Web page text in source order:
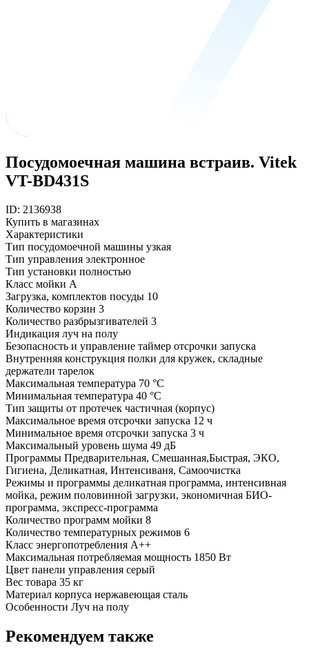
Посудомоечная машина встраив. Vitek
VT-BD431S
ID: 2136938
Купить в магазинах
Характеристики
Тип посудомоечной машины узкая
Тип управления электронное
Тип установки полностью
Класс мойки A
Загрузка, комплектов посуды 10
Количество корзин 3
Количество разбрызгивателей 3
Индикация луч на полу
Безопасность и управление таймер отсрочки запуска
Внутренняя конструкция полки для кружек, складные
держатели тарелок
Максимальная температура 70 °С
Минимальная температура 40 °С
Тип защиты от протечек частичная (корпус)
Максимальное время отсрочки запуска 12 ч
Минимальное время отсрочки запуска 3 ч
Максимальный уровень шума 49 дБ
Программы Предварительная, Смешанная,Быстрая, ЭКО,
Гигиена, Деликатная, Интенсиваня, Самоочистка
Режимы и программы деликатная программа, интенсивная
мойка, режим половинной загрузки, экономичная БИО-
программа, экспресс-программа
Количество программ мойки 8
Количество температурных режимов 6
Класс энергопотребления A++
Максимальная потребляемая мощность 1850 Вт
Цвет панели управления серый
Вес товара 35 кг
Материал корпуса нержавеющая сталь
Особенности Луч на полу
Рекомендуем также